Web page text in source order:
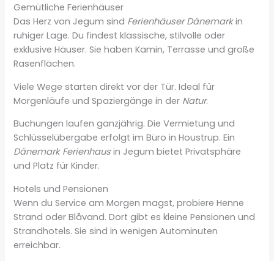
Gemütliche Ferienhäuser
Das Herz von Jegum sind Ferienhäuser Dänemarkin
ruhiger Lage. Du findest klassische, stilvolle oder
exklusive Häuser. Sie haben Kamin, Terrasse und große
Rasenflächen.
Viele Wege starten direkt vor der Tür. Ideal für
Morgenläufe und Spaziergänge in der Natur.
Buchungen laufen ganzjährig. Die Vermietung und
Schlüsselübergabe erfolgt im Büro in Houstrup. Ein
Dänemark Ferienhaus in Jegum bietet Privatsphäre
und Platz für Kinder.
Hotels und Pensionen
Wenn du Service am Morgen magst, probiere Henne
Strand oder Blåvand. Dort gibt es kleine Pensionen und
Strandhotels. Sie sind in wenigen Autominuten
erreichbar.